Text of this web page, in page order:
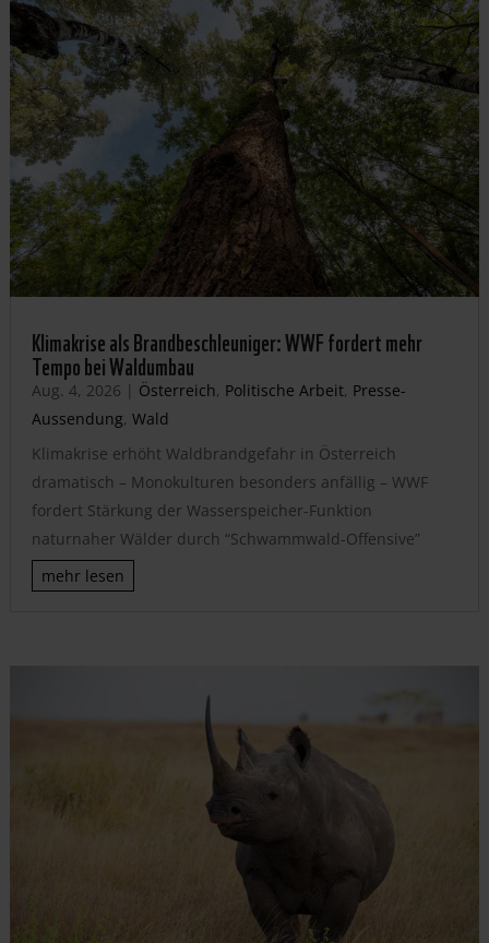
Klimakrise als Brandbeschleuniger: WWF fordert mehr
Tempo bei Waldumbau
Aug. 4, 2026 | Österreich, Politische Arbeit, Presse-
Aussendung, Wald
Klimakrise erhöht Waldbrandgefahr in Österreich
dramatisch – Monokulturen besonders anfällig – WWF
fordert Stärkung der Wasserspeicher-Funktion
naturnaher Wälder durch “Schwammwald-Offensive”
mehr lesen